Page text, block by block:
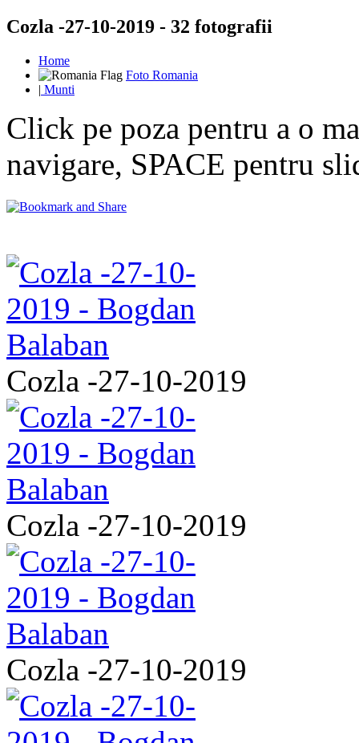
Cozla -27-10-2019 - 32 fotografii
Home
Foto Romania
| Munti
Click pe poza pentru a o
navigare, SPACE pentru
Cozla -27-10-2019
Cozla -27-10-2019
Cozla -27-10-2019